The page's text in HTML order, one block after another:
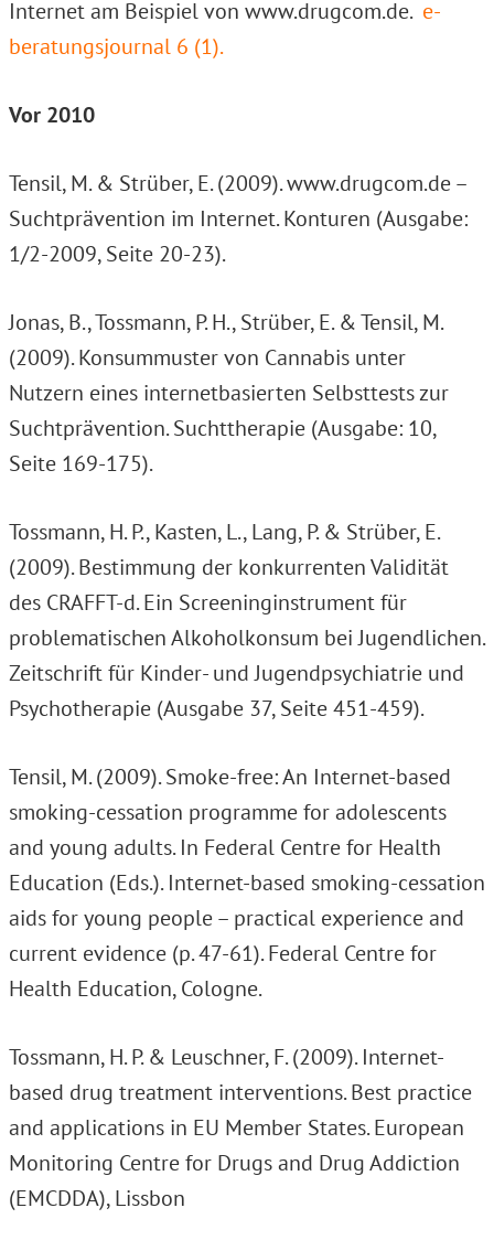
Internet am Beispiel von www.drugcom.de. e-
beratungsjournal 6 (1).
Vor 2010
Tensil, M. & Strüber, E. (2009). www.drugcom.de –
Suchtprävention im Internet. Konturen (Ausgabe:
1/2-2009, Seite 20-23).
Jonas, B., Tossmann, P. H., Strüber, E. & Tensil, M.
(2009). Konsummuster von Cannabis unter
Nutzern eines internetbasierten Selbsttests zur
Suchtprävention. Suchttherapie (Ausgabe: 10,
Seite 169-175).
Tossmann, H. P., Kasten, L., Lang, P. & Strüber, E.
(2009). Bestimmung der konkurrenten Validität
des CRAFFT-d. Ein Screeninginstrument für
problematischen Alkoholkonsum bei Jugendlichen.
Zeitschrift für Kinder- und Jugendpsychiatrie und
Psychotherapie (Ausgabe 37, Seite 451-459).
Tensil, M. (2009). Smoke-free: An Internet-based
smoking-cessation programme for adolescents
and young adults. In Federal Centre for Health
Education (Eds.). Internet-based smoking-cessation
aids for young people – practical experience and
current evidence (p. 47-61). Federal Centre for
Health Education, Cologne.
Tossmann, H. P. & Leuschner, F. (2009). Internet-
based drug treatment interventions. Best practice
and applications in EU Member States. European
Monitoring Centre for Drugs and Drug Addiction
(EMCDDA), Lissbon